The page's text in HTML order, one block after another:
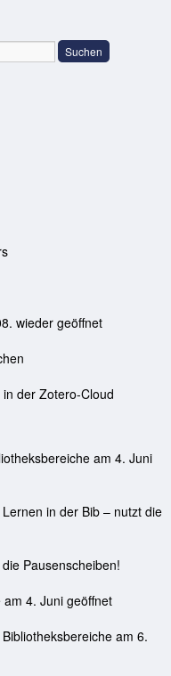
wieder geöffnet
der Zotero-Cloud
am 4. Juni
Lernen in der Bib – nutzt die
Pausenscheiben!
4. Juni geöffnet
Bibliotheksbereiche am 6.